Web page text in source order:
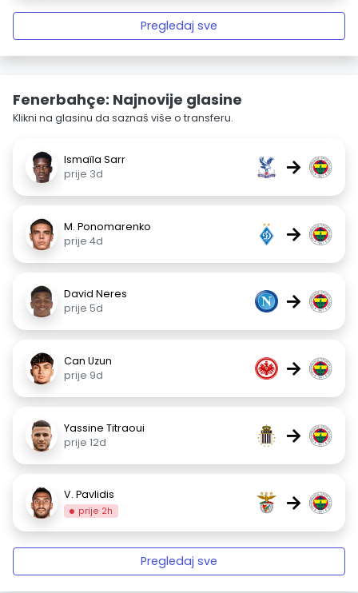
Pregledaj sve
Fenerbahçe: Najnovije glasine
Klikni na glasinu da saznaš više o transferu.
Ismaïla Sarr
prije 3d
→
M. Ponomarenko
prije 4d
→
David Neres
prije 5d
→
Can Uzun
prije 9d
→
Yassine Titraoui
prije 12d
→
V. Pavlidis
prije 2h →
Pregledaj sve